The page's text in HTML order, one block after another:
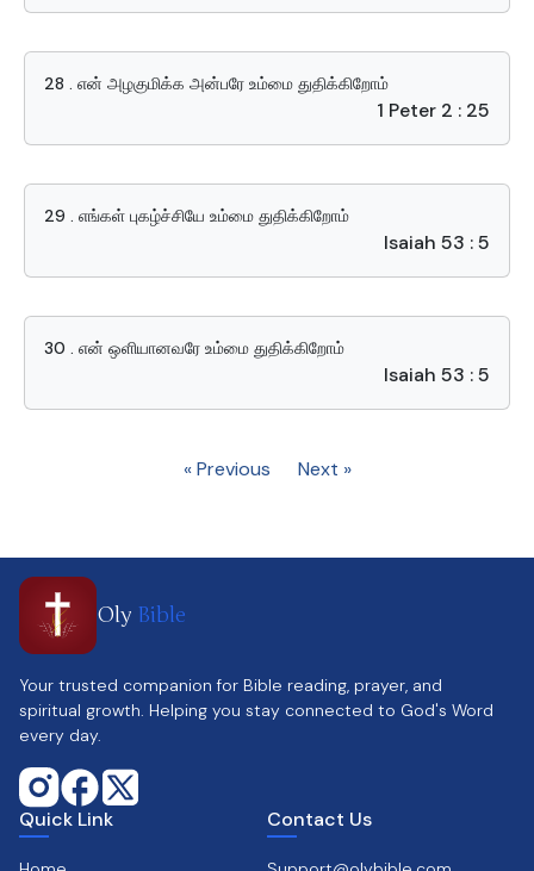
28 . என் அழகுமிக்க அன்பரே உம்மை துதிக்கிறோம்
1 Peter 2 : 25
29 . எங்கள் புகழ்ச்சியே உம்மை துதிக்கிறோம்
Isaiah 53 : 5
30 . என் ஒளியானவரே உம்மை துதிக்கிறோம்
Isaiah 53 : 5
« Previous Next »
Oly Bible
Your trusted companion for Bible reading, prayer, and
spiritual growth. Helping you stay connected to God's Word
every day.
Quick Link Contact Us